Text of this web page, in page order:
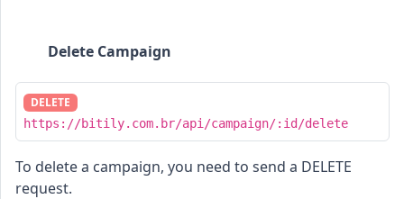
Delete Campaign
DELETE
https://bitily.com.br/api/campaign/:id/delete
To delete a campaign, you need to send a DELETE
request.